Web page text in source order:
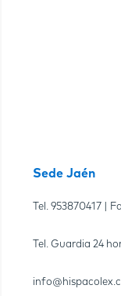
Sede Jaén
Tel. 953870417 |
Tel. Guardia 24